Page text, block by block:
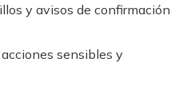
y avisos de confirmación
sensibles y